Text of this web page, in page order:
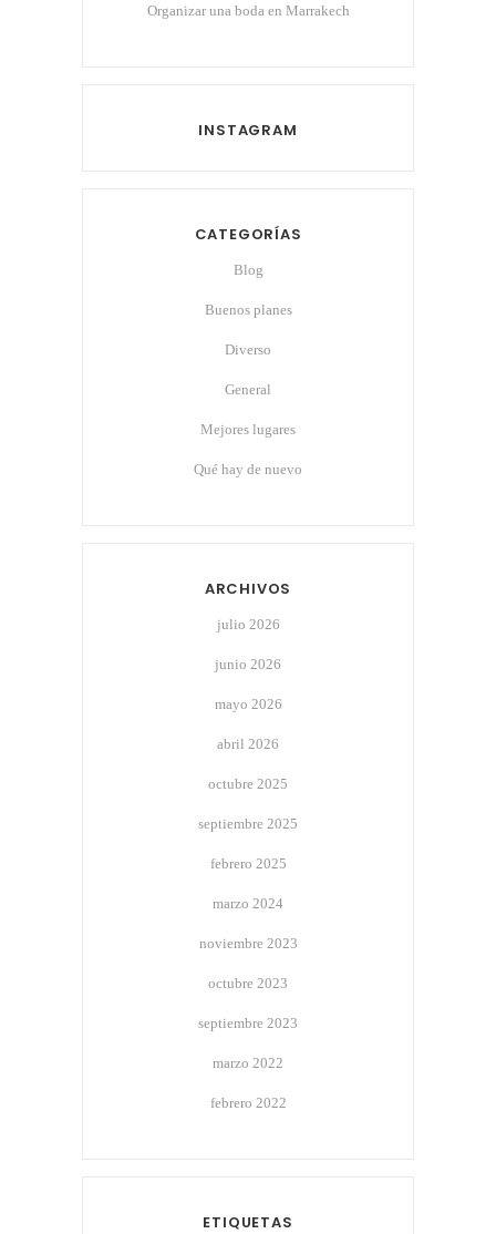
Organizar una boda en Marrakech
INSTAGRAM
CATEGORÍAS
Blog
Buenos planes
Diverso
General
Mejores lugares
Qué hay de nuevo
ARCHIVOS
julio 2026
junio 2026
mayo 2026
abril 2026
octubre 2025
septiembre 2025
febrero 2025
marzo 2024
noviembre 2023
octubre 2023
septiembre 2023
marzo 2022
febrero 2022
ETIQUETAS